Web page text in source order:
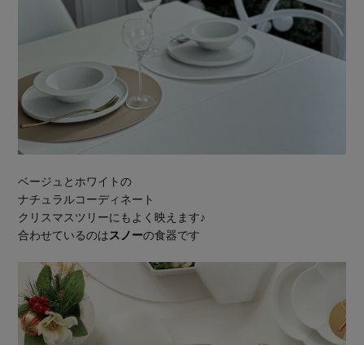
ベージュとホワイトの
ナチュラルコーディネート
クリスマスツリーにもよく映えます♪
合わせているのはスノーの食器です